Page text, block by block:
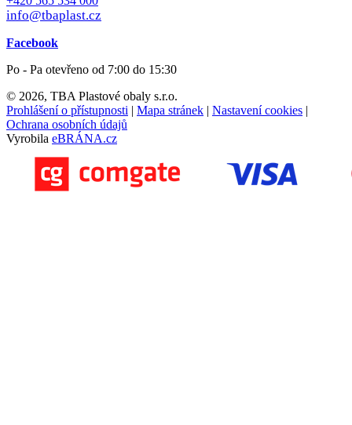
info@tbaplast.cz
Facebook
Po - Pa otevřeno od 7:00 do 15:30
© 2026, TBA Plastové obaly s.r.o.
Prohlášení o přístupnosti | Mapa stránek | Nastavení cookies |
Ochrana osobních údajů
Vyrobila eBRÁNA.cz